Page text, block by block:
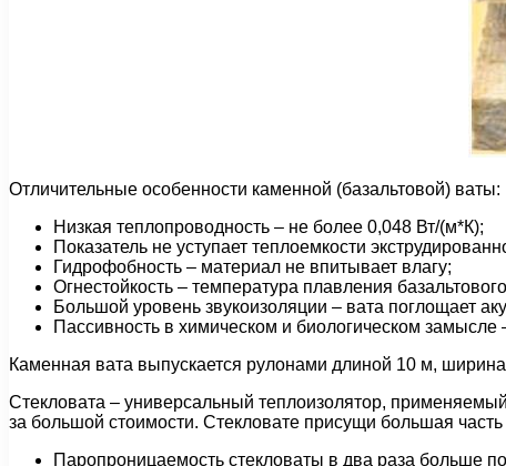
Отличительные особенности каменной (базальтовой) ваты:
Низкая теплопроводность – не более 0,048 Вт/(м*К);
Показатель не уступает теплоемкости
Гидрофобность – материал не впитывает влагу;
Огнестойкость – температура плавления
Большой уровень звукоизоляции – вата поглощает
Пассивность в химическом и биологическом
Каменная вата выпускается рулонами длиной 10 м,
Стекловата – универсальный теплоизолятор,
за большой стоимости. Стекловате присущи большая
Паропроницаемость стекловаты в два раза больше